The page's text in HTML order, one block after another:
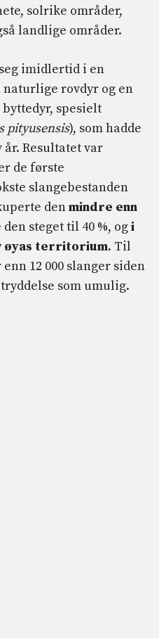
solrike områder,
landlige områder.
imidlertid i en
rovdyr og en
spesielt
pityusensis), som hadde
år. Resultatet var
de første
slangebestanden
denmindre enn
den steget til 40 %, ogi
øyas territorium. Til
12 000 slanger siden
som umulig.